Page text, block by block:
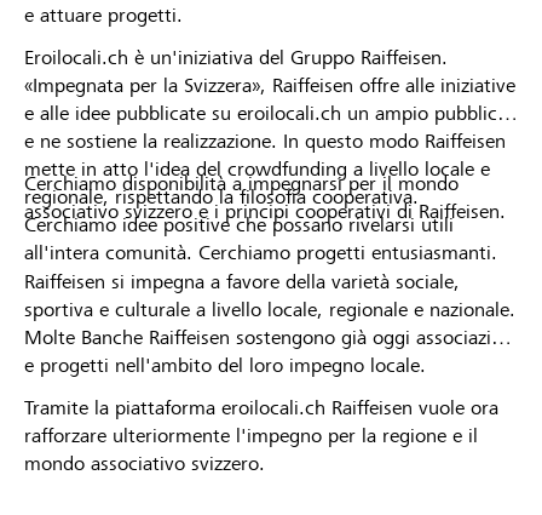
e attuare progetti.
Eroilocali.ch è un'iniziativa del Gruppo Raiffeisen.
«Impegnata per la Svizzera», Raiffeisen offre alle iniziative
e alle idee pubblicate su eroilocali.ch un ampio pubblico
e ne sostiene la realizzazione. In questo modo Raiffeisen
mette in atto l'idea del crowdfunding a livello locale e
regionale, rispettando la filosofia cooperativa.
Cerchiamo idee positive che possano rivelarsi utili
all'intera comunità. Cerchiamo progetti entusiasmanti.
Cerchiamo disponibilità a impegnarsi per il mondo
associativo svizzero e i principi cooperativi di Raiffeisen.
Raiffeisen si impegna a favore della varietà sociale,
sportiva e culturale a livello locale, regionale e nazionale.
Molte Banche Raiffeisen sostengono già oggi associazioni
e progetti nell'ambito del loro impegno locale.
Tramite la piattaforma eroilocali.ch Raiffeisen vuole ora
rafforzare ulteriormente l'impegno per la regione e il
mondo associativo svizzero.